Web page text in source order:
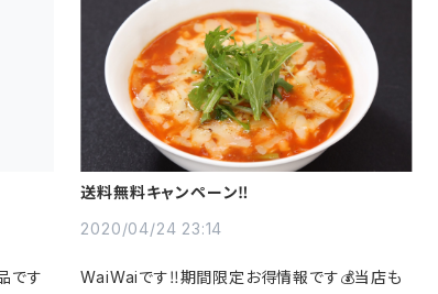
です
送料無料キャンペーン‼
2020/04/24 23:14
WaiWaiです‼期間限定お得情報です💰当店も